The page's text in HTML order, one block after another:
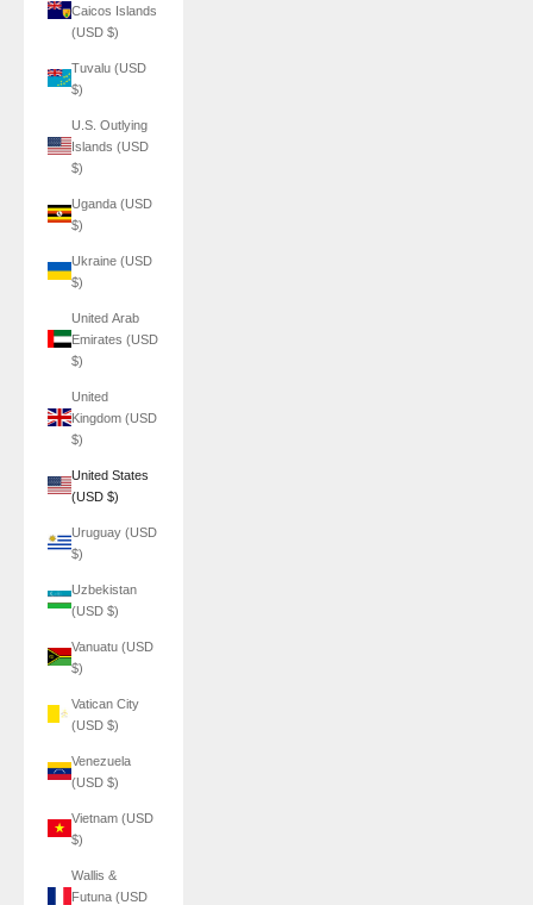
Caicos Islands
(USD $)
Tuvalu (USD
$)
U.S. Outlying
Islands (USD
$)
Uganda (USD
$)
Ukraine (USD
$)
United Arab
Emirates (USD
$)
United
Kingdom (USD
$)
United States
(USD $)
Uruguay (USD
$)
Uzbekistan
(USD $)
Vanuatu (USD
$)
Vatican City
(USD $)
Venezuela
(USD $)
Vietnam (USD
$)
Wallis &
Futuna (USD